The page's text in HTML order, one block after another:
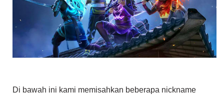
Di bawah ini kami memisahkan beberapa nickname